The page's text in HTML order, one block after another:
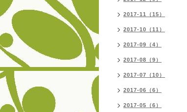
2017-11（15）
2017-10（11）
2017-09（4）
2017-08（9）
2017-07（10）
2017-06（6）
2017-05（6）